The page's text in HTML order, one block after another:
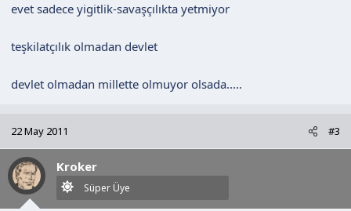
evet sadece yigitlik-savaşçılıkta yetmiyor
teşkilatçılık olmadan devlet
devlet olmadan millette olmuyor olsada.....
22 May 2011 #3
Kroker
Süper Üye